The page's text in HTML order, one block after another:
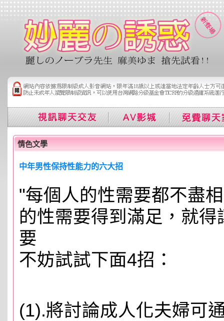
情色文學
中年男性保持性能力的六大招
"每個人的性需要都不盡
的性需要得到滿足，就
要
不妨試試下面4招：
(1).將討論成人化夫婦可